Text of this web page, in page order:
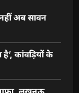
अब सावन
है’, कांवड़ियों के
लखनऊ,